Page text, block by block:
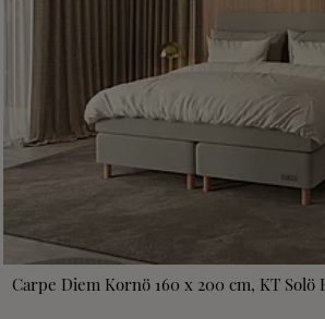
Carpe Diem Kornö 160 x 200 cm, KT Solö